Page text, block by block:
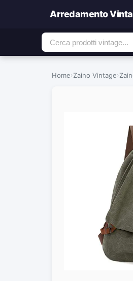
Arredamento
Home›Zaino Vintage›